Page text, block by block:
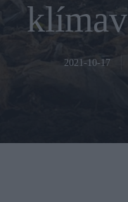
2021-10-17